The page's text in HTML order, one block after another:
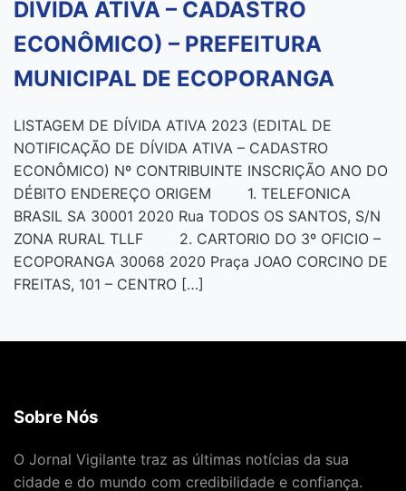
DÍVIDA ATIVA – CADASTRO
ECONÔMICO) – PREFEITURA
MUNICIPAL DE ECOPORANGA
LISTAGEM DE DÍVIDA ATIVA 2023 (EDITAL DE
NOTIFICAÇÃO DE DÍVIDA ATIVA – CADASTRO
ECONÔMICO) Nº CONTRIBUINTE INSCRIÇÃO ANO DO
DÉBITO ENDEREÇO ORIGEM 1. TELEFONICA
BRASIL SA 30001 2020 Rua TODOS OS SANTOS, S/N
ZONA RURAL TLLF 2. CARTORIO DO 3º OFICIO –
ECOPORANGA 30068 2020 Praça JOAO CORCINO DE
FREITAS, 101 – CENTRO […]
Sobre Nós
O Jornal Vigilante traz as últimas notícias da sua
cidade e do mundo com credibilidade e confiança.